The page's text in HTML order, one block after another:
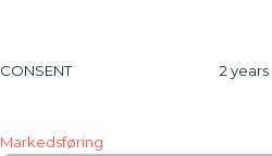
CONSENT 2 years
Markedsføring